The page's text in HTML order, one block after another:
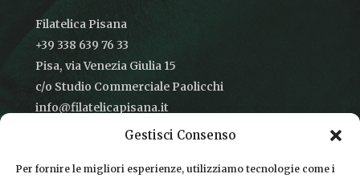
Gestisci Consenso
Per fornire le migliori esperienze, utilizziamo tecnologie come i
Filatelica Pisana
+39 338 639 76 33
Pisa, via Venezia Giulia 15
c/o Studio Commerciale Paolicchi
info@filatelicapisana.it